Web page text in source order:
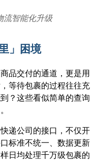
智能化升级
」困境
品交付的通道，更是用
等待包裹的过程往往充
？这些看似简单的查询
递公司的接口，不仅开
标准不统一、数据更新
日均处理千万级包裹的